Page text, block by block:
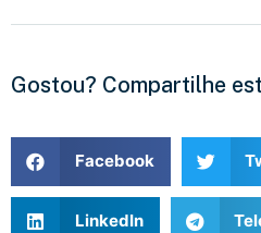
Gostou? Compartilhe
Facebook
LinkedIn